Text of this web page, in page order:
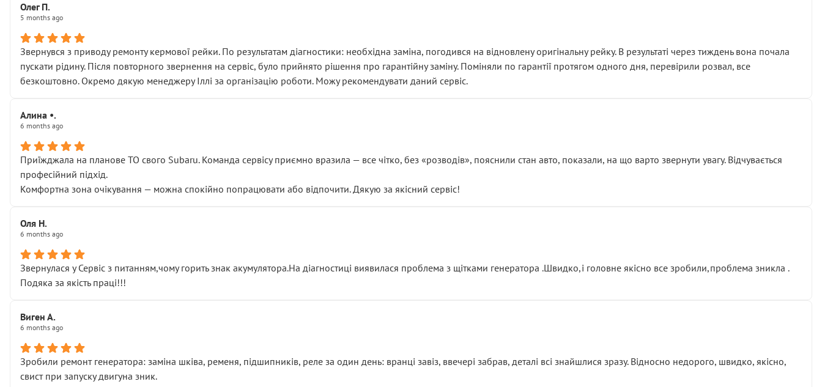
Олег П.
5 months ago
Звернувся з приводу ремонту кермової рейки. По результатам діагностики: необхідна заміна, погодився на відновлену оригінальну рейку. В результаті через тиждень вона почала
пускати рідину. Після повторного звернення на сервіс, було прийнято рішення про гарантійну заміну. Поміняли по гарантії протягом одного дня, перевірили розвал, все
безкоштовно. Окремо дякую менеджеру Іллі за організацію роботи. Можу рекомендувати даний сервіс.
Алина •.
6 months ago
Приїжджала на планове ТО свого Subaru. Команда сервісу приємно вразила — все чітко, без «розводів», пояснили стан авто, показали, на що варто звернути увагу. Відчувається
професійний підхід.
Комфортна зона очікування — можна спокійно попрацювати або відпочити. Дякую за якісний сервіс!
Оля Н.
6 months ago
Звернулася у Сервіс з питанням,чому горить знак акумулятора.На діагностиці виявилася проблема з щітками генератора .Швидко,і головне якісно все зробили,проблема зникла .
Подяка за якість праці!!!
Виген А.
6 months ago
Зробили ремонт генератора: заміна шківа, ременя, підшипників, реле за один день: вранці завіз, ввечері забрав, деталі всі знайшлися зразу. Відносно недорого, швидко, якісно,
свист при запуску двигуна зник.